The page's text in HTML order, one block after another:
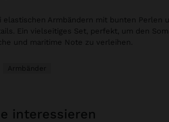
elastischen Armbändern mit bunten Perlen
Ein vielseitiges Set, perfekt, um den
und maritime Note zu verleihen.
Armbänder
interessieren